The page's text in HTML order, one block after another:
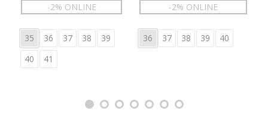
-2% ONLINE
35 36 37 38
39
40
41
-2% ONLINE
36 37 38 39 40